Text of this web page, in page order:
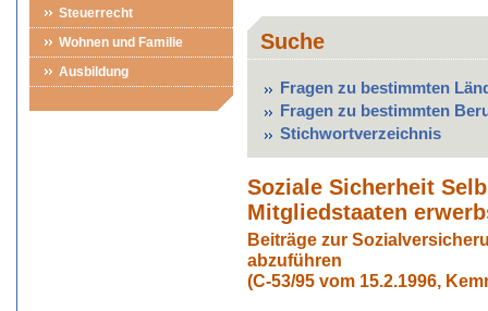
Steuerrecht
Wohnen und Familie
Ausbildung
Suche
Fragen zu bestimmten
Fragen zu bestimmten
Stichwortverzeichnis
Soziale Sicherheit
Mitgliedstaaten
Beiträge zur
abzuführen
(C-53/95 vom 15.2.1996,